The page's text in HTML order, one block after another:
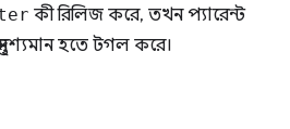
কী রিলিজ করে, তখন প্যারেন্ট
দৃশ্যমান হতে টগল করে।